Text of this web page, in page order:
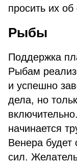
просить их об
Рыбы
Поддержка
Рыбам
и успешно
дела, но
начинается
Венера будет
сил.